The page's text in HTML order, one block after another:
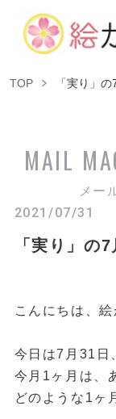
TOP 「実り」の
MAIL
メー
2021/07/31
「実り」の7
こんにちは、
今日は7月31日
今月1ヶ月は、
どのような1ヶ